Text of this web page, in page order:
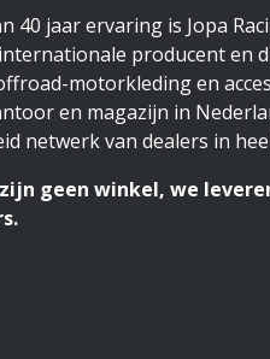
40 jaar ervaring is Jopa
producent en
motorkleding en
en magazijn in
netwerk van dealers in
zijn geen winkel, we